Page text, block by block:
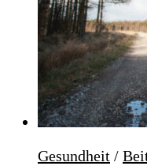
Gesundheit /